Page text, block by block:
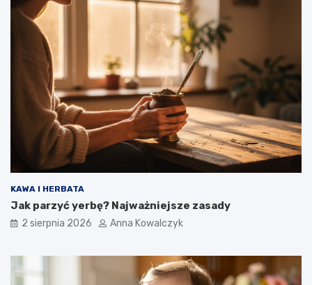
KAWA I HERBATA
Jak parzyć yerbę? Najważniejsze zasady
2 sierpnia 2026 Anna Kowalczyk